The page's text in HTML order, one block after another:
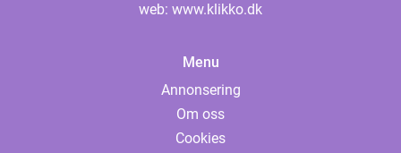
web: www.klikko.dk
Menu
Annonsering
Om oss
Cookies